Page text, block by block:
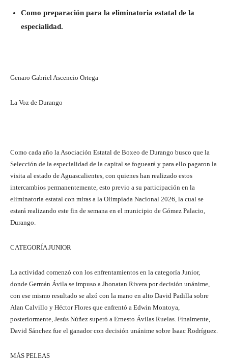
Como preparación para la eliminatoria estatal de la
especialidad.
Genaro Gabriel Ascencio Ortega
La Voz de Durango
Como cada año la Asociación Estatal de Boxeo de Durango busco que la
Selección de la especialidad de la capital se fogueará y para ello pagaron la
visita al estado de Aguascalientes, con quienes han realizado estos
intercambios permanentemente, esto previo a su participación en la
eliminatoria estatal con miras a la Olimpiada Nacional 2026, la cual se
estará realizando este fin de semana en el municipio de Gómez Palacio,
Durango.
CATEGORÍA JUNIOR
La actividad comenzó con los enfrentamientos en la categoría Junior,
donde Germán Ávila se impuso a Jhonatan Rivera por decisión unánime,
con ese mismo resultado se alzó con la mano en alto David Padilla sobre
Alan Calvillo y Héctor Flores que enfrentó a Edwin Montoya,
posteriormente, Jesús Núñez superó a Ernesto Ávilas Ruelas. Finalmente,
David Sánchez fue el ganador con decisión unánime sobre Isaac Rodríguez.
MÁS PELEAS